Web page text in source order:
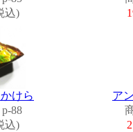
込)
けら
88
込)
ア